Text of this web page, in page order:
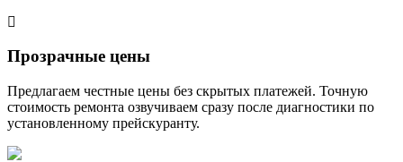
Прозрачные цены
Предлагаем честные цены без скрытых платежей. Точную
стоимость ремонта озвучиваем сразу после диагностики по
установленному прейскуранту.